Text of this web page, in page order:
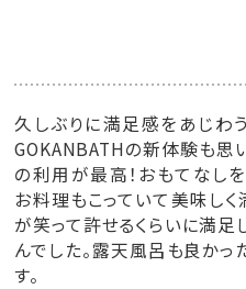
久しぶりに満足感をあじわ
GOKANBATHの新体験も思
の利用が最高！おもてなし
お料理もこっていて美味し
が笑って許せるくらいに満
んでした。露天風呂も良かっ
す。